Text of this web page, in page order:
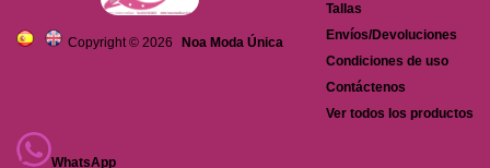
Copyright © 2026 Noa Moda Única
Tallas
Envíos/Devoluciones
Condiciones de uso
Contáctenos
Ver todos los productos
WhatsApp